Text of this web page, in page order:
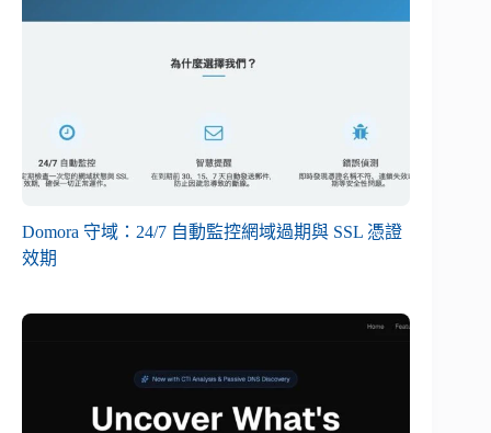
Domora 守域：24/7 自動監控網域過期與 SSL 憑證
效期